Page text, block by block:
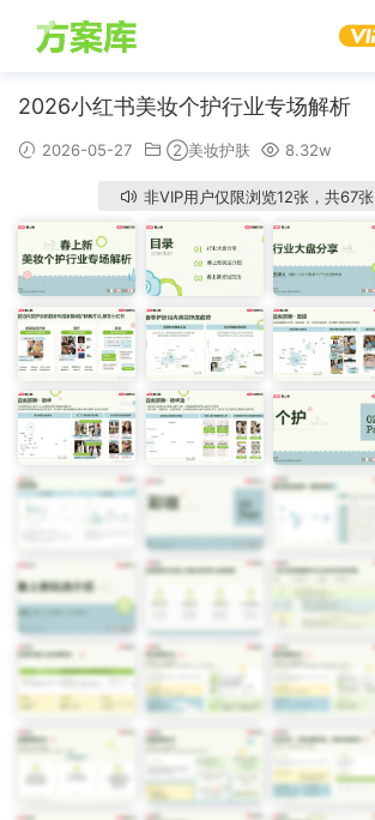
2026小红书美妆个护行业专场解析
2026-05-27 ②美妆护肤 8.32w
非VIP用户仅限浏览12张，共67张